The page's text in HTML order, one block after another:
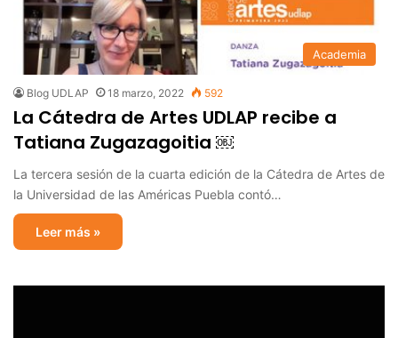
Academia
Blog UDLAP 18 marzo, 2022 592
La Cátedra de Artes UDLAP recibe a
Tatiana Zugazagoitia ￼
La tercera sesión de la cuarta edición de la Cátedra de Artes de
la Universidad de las Américas Puebla contó…
Leer más »